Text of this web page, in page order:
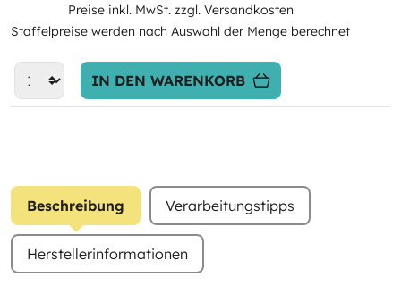
Preise inkl. MwSt. zzgl. Versandkosten
Staffelpreise werden nach Auswahl der Menge berechnet
IN DEN WARENKORB
Beschreibung Verarbeitungstipps
Herstellerinformationen